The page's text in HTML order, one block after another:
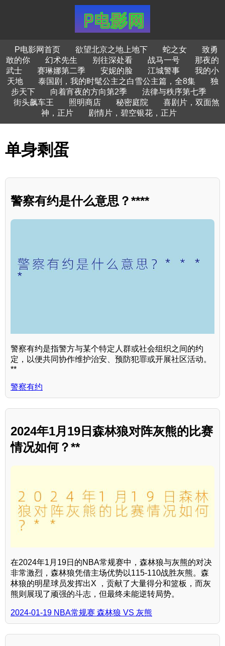
P电影网首页 欲望北京之地上地下 蛇之女
致勇
敢的你
幻术先生 别往深处看 战马一号
那夜的
武士
赛琳娜第二季 安妮的脸 江城警事
我的小
天地
泰国剧，我的时髦公主之白雪公主篇，全8集
独
步天下
向着宵夜的方向第2季
法律与秩序第七季
街头飙车王
照明商店 秘密庭院
喜剧片，双面煞
神，正片
剧情片，碧空银花，正片
单身剩蛋
警察有约是什么意思？****
警察有约是指警方与某个特定人群或社会组织之间的约
定，以便共同协作维护治安、预防犯罪或开展社区活动。
**
警察有约
2024年1月19日森林狼对阵灰熊的比赛
情况如何？**
在2024年1月19日的NBA常规赛中，森林狼与灰熊的对决
非常激烈，森林狼凭借主场优势以115-110战胜灰熊。森
林狼的明星球员发挥出X ，贡献了大量得分和篮板，而灰
熊则展现了顽强的斗志，但最终未能逆转局势。
2024-01-19 NBA常规赛 森林狼 VS 灰熊